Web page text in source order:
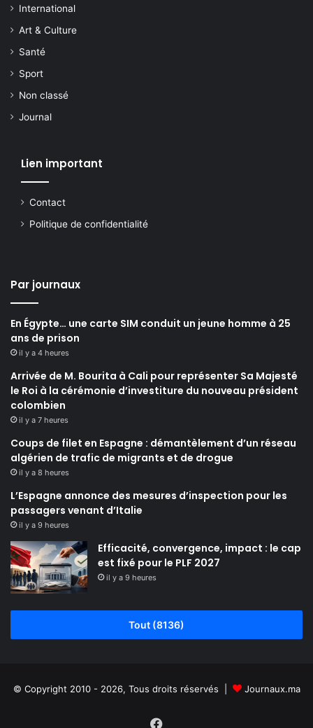
International
Art & Culture
Santé
Sport
Non classé
Journal
Lien important
Contact
Politique de confidentialité
Par journaux
En Égypte… une carte SIM conduit un jeune homme à 25
ans de prison
il y a 4 heures
Arrivée de M. Bourita à Cali pour représenter Sa Majesté
le Roi à la cérémonie d’investiture du nouveau président
colombien
il y a 7 heures
Coups de filet en Espagne : démantèlement d’un réseau
algérien de trafic de migrants et de drogue
il y a 8 heures
L’Espagne annonce des mesures d’inspection pour les
passagers venant d’Italie
il y a 9 heures
Efficacité, convergence, impact : le cap
est fixé pour le PLF 2027
il y a 9 heures
Tout (8136)
© Copyright 2010 - 2026, Tous droits réservés | Journaux.ma
Facebook